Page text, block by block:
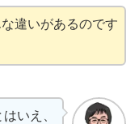
違いがあるのです
いえ、